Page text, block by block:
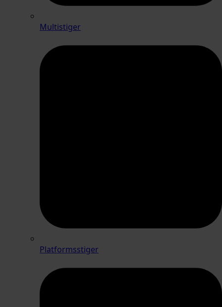
Multistiger
Platformsstiger